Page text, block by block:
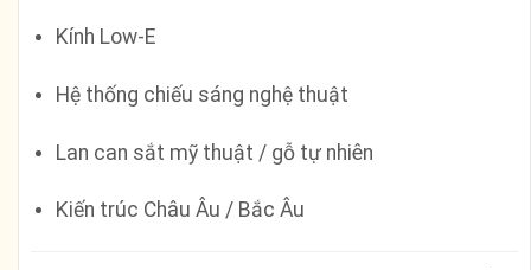
Kính Low-E
Hệ thống chiếu sáng nghệ thuật
Lan can sắt mỹ thuật / gỗ tự nhiên
Kiến trúc Châu Âu / Bắc Âu